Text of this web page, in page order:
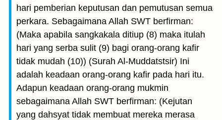
hari pemberian keputusan dan pemutusan semua
perkara. Sebagaimana Allah SWT berfirman:
(Maka apabila sangkakala ditiup (8) maka itulah
hari yang serba sulit (9) bagi orang-orang kafir
tidak mudah (10)) (Surah Al-Muddatstsir) Ini
adalah keadaan orang-orang kafir pada hari itu.
Adapun keadaan orang-orang mukmin
sebagaimana Allah SWT berfirman: (Kejutan
yang dahsyat tidak membuat mereka merasa